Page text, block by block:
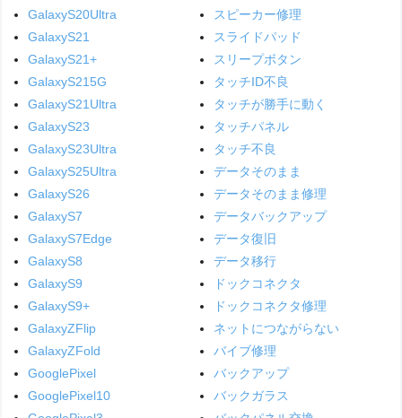
GalaxyS20Ultra
GalaxyS21
GalaxyS21+
GalaxyS215G
GalaxyS21Ultra
GalaxyS23
GalaxyS23Ultra
GalaxyS25Ultra
GalaxyS26
GalaxyS7
GalaxyS7Edge
GalaxyS8
GalaxyS9
GalaxyS9+
GalaxyZFlip
GalaxyZFold
GooglePixel
GooglePixel10
スピーカー修理
スライドパッド
スリープボタン
タッチID不良
タッチが勝手に動く
タッチパネル
タッチ不良
データそのまま
データそのまま修理
データバックアップ
データ復旧
データ移行
ドックコネクタ
ドックコネクタ修理
ネットにつながらない
バイブ修理
バックアップ
バックガラス